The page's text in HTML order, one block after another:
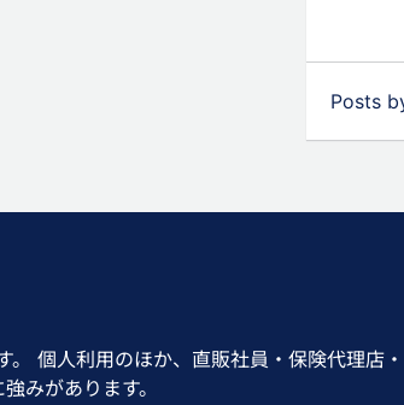
Posts
個人利用のほか、直販社員・保険代理店
みがあります。